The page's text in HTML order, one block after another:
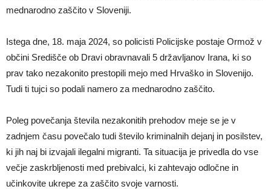
mednarodno zaščito v Sloveniji.
Istega dne, 18. maja 2024, so policisti Policijske postaje Ormož v
občini Središče ob Dravi obravnavali 5 državljanov Irana, ki so
prav tako nezakonito prestopili mejo med Hrvaško in Slovenijo.
Tudi ti tujci so podali namero za mednarodno zaščito.
Poleg povečanja števila nezakonitih prehodov meje se je v
zadnjem času povečalo tudi število kriminalnih dejanj in posilstev,
ki jih naj bi izvajali ilegalni migranti. Ta situacija je privedla do vse
večje zaskrbljenosti med prebivalci, ki zahtevajo odločne in
učinkovite ukrepe za zaščito svoje varnosti.